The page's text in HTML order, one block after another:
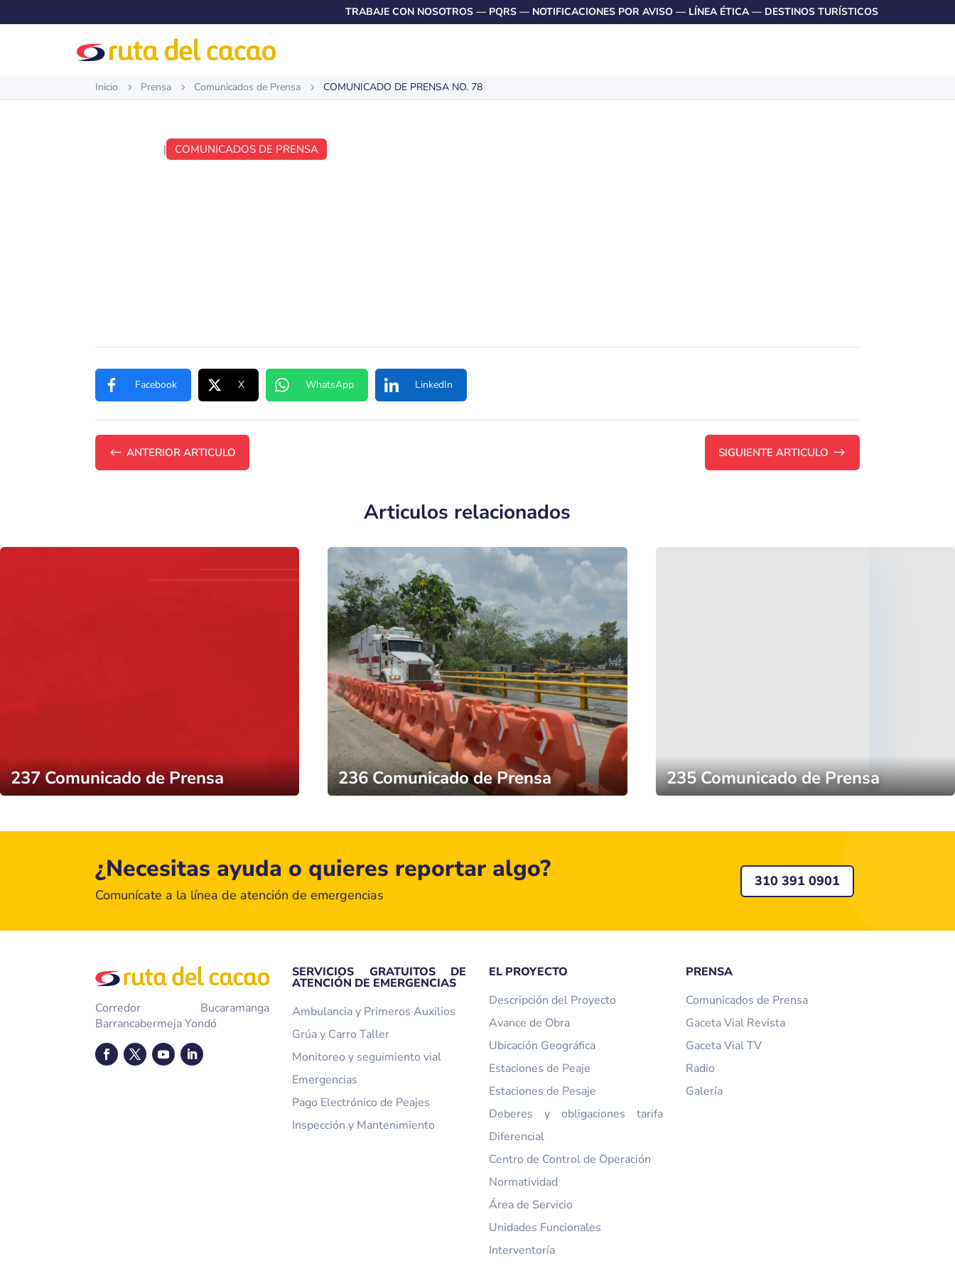
TRABAJE CON NOSOTROS — PQRS — NOTIFICACIONES POR AVISO — LÍNEA ÉTICA— DESTINOS TURÍSTICOS
Inicio 5 Prensa 5 Comunicados de Prensa 5 COMUNICADO DE PRENSA NO. 78
| COMUNICADOS DE PRENSA
Facebook X WhatsApp LinkedIn
# ANTERIOR ARTICULO SIGUIENTE ARTICULO $
Articulos relacionados
237 Comunicado de Prensa 236 Comunicado de Prensa 235 Comunicado de Prensa
¿Necesitas ayuda o quieres reportar algo?
Comunícate a la línea de atención de emergencias
310 391 0901
Corredor Bucaramanga
Barrancabermeja Yondó
SERVICIOS GRATUITOS DE
ATENCIÓN DE EMERGENCIAS
Ambulancia y Primeros Auxilios
Grúa y Carro Taller
Monitoreo y seguimiento vial
Emergencias
Pago Electrónico de Peajes
Inspección y Mantenimiento
EL PROYECTO
Descripción del Proyecto
Avance de Obra
Ubicación Geográfica
Estaciones de Peaje
Estaciones de Pesaje
Deberes y obligaciones tarifa
Diferencial
Centro de Control de Operación
Normatividad
Área de Servicio
Unidades Funcionales
Interventoría
PRENSA
Comunicados de Prensa
Gaceta Vial Revista
Gaceta Vial TV
Radio
Galería